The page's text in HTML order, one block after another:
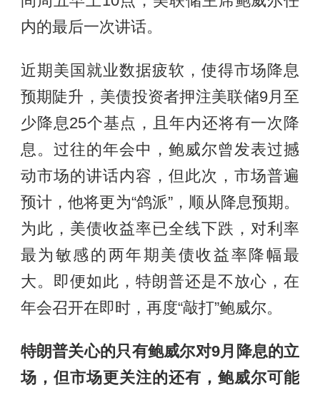
内的最后一次讲话。
近期美国就业数据疲软，使得市场降息
预期陡升，美债投资者押注美联储9月至
少降息25个基点，且年内还将有一次降
息。过往的年会中，鲍威尔曾发表过撼
动市场的讲话内容，但此次，市场普遍
预计，他将更为“鸽派”，顺从降息预期。
为此，美债收益率已全线下跌，对利率
最为敏感的两年期美债收益率降幅最
大。即便如此，特朗普还是不放心，在
年会召开在即时，再度“敲打”鲍威尔。
特朗普关心的只有鲍威尔对9月降息的立
场，但市场更关注的还有，鲍威尔可能